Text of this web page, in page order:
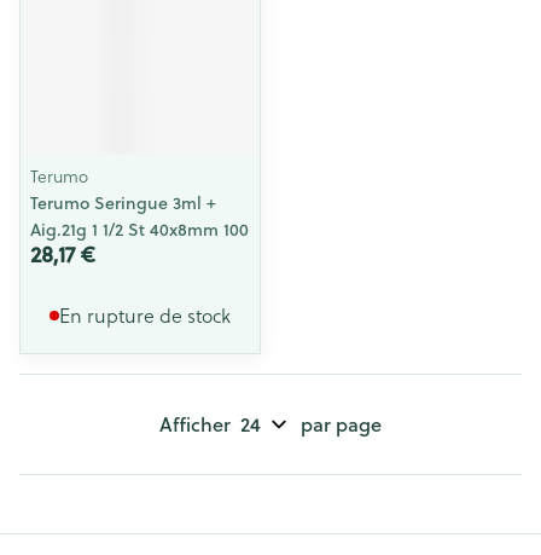
Terumo
Terumo Seringue 3ml +
Aig.21g 1 1/2 St 40x8mm 100
28,17 €
En rupture de stock
Afficher par page